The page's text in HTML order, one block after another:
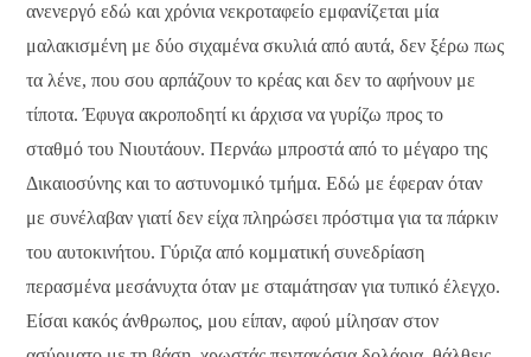
ανενεργό εδώ και χρόνια νεκροταφείο εμφανίζεται μία
μαλακισμένη με δύο σιχαμένα σκυλιά από αυτά, δεν ξέρω πως
τα λένε, που σου αρπάζουν το κρέας και δεν το αφήνουν με
τίποτα. Έφυγα ακροποδητί κι άρχισα να γυρίζω προς το
σταθμό του Νιουτάουν. Περνάω μπροστά από το μέγαρο της
Δικαιοσύνης και το αστυνομικό τμήμα. Εδώ με έφεραν όταν
με συνέλαβαν γιατί δεν είχα πληρώσει πρόστιμα για τα πάρκιν
του αυτοκινήτου. Γύριζα από κομματική συνεδρίαση
περασμένα μεσάνυχτα όταν με σταμάτησαν για τυπικό έλεγχο.
Είσαι κακός άνθρωπος, μου είπαν, αφού μίλησαν στον